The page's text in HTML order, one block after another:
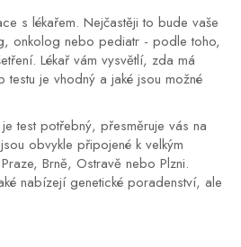
s lékařem. Nejčastěji to bude vaše
onkolog nebo pediatr - podle toho,
Lékař vám vysvětlí, zda má
testu je vhodný a jaké jsou možné
test potřebný, přesměruje vás na
obvykle připojené k velkým
Brně, Ostravě nebo Plzni.
nabízejí genetické poradenství, ale